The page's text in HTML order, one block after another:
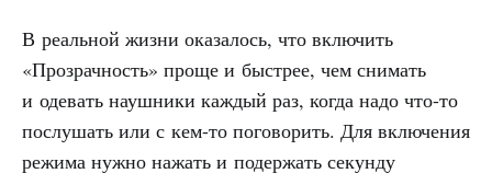
В реальной жизни оказалось, что включить
«Прозрачность» проще и быстрее, чем снимать
и одевать наушники каждый раз, когда надо что-то
послушать или с кем-то поговорить. Для включения
режима нужно нажать и подержать секунду